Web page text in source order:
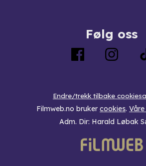
Følg oss
Endre/trekk tilbake
Filmweb.no bruker cookies.
Adm. Dir: Harald Løbak